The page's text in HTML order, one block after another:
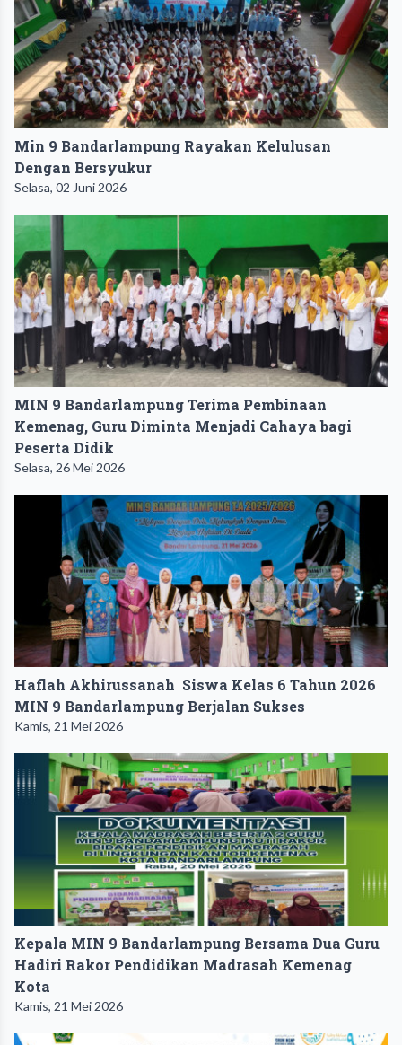
Min 9 Bandarlampung Rayakan Kelulusan
Dengan Bersyukur
Selasa, 02 Juni 2026
MIN 9 Bandarlampung Terima Pembinaan
Kemenag, Guru Diminta Menjadi Cahaya bagi
Peserta Didik
Selasa, 26 Mei 2026
Haflah Akhirussanah Siswa Kelas 6 Tahun 2026
MIN 9 Bandarlampung Berjalan Sukses
Kamis, 21 Mei 2026
Kepala MIN 9 Bandarlampung Bersama Dua Guru
Hadiri Rakor Pendidikan Madrasah Kemenag
Kota
Kamis, 21 Mei 2026